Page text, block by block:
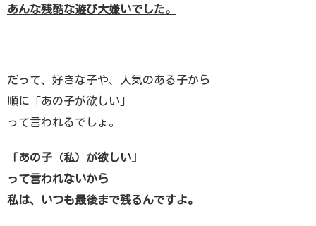
あんな残酷な遊び大嫌いでした。
だって、好きな子や、人気のある子から
順に「あの子が欲しい」
って言われるでしょ。
「あの子（私）が欲しい」
って言われないから
私は、いつも最後まで残るんですよ。